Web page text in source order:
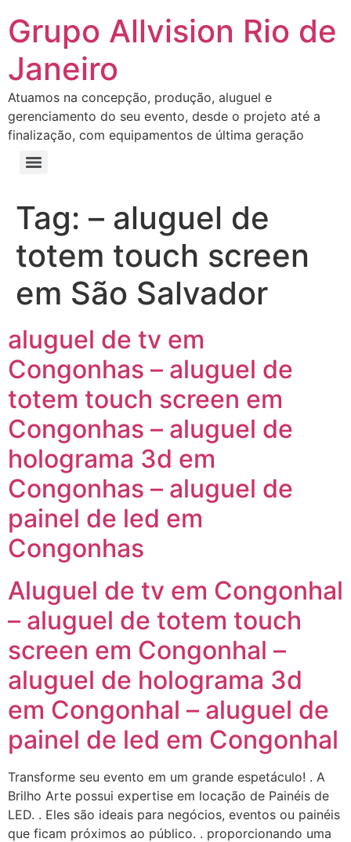
Grupo Allvision Rio de
Janeiro
Atuamos na concepção, produção, aluguel e
gerenciamento do seu evento, desde o projeto até a
finalização, com equipamentos de última geração
Tag: – aluguel de
totem touch screen
em São Salvador
aluguel de tv em
Congonhas – aluguel de
totem touch screen em
Congonhas – aluguel de
holograma 3d em
Congonhas – aluguel de
painel de led em
Congonhas
Aluguel de tv em Congonhal
– aluguel de totem touch
screen em Congonhal –
aluguel de holograma 3d
em Congonhal – aluguel de
painel de led em Congonhal
Transforme seu evento em um grande espetáculo! . A
Brilho Arte possui expertise em locação de Painéis de
LED. . Eles são ideais para negócios, eventos ou painéis
que ficam próximos ao público. . proporcionando uma